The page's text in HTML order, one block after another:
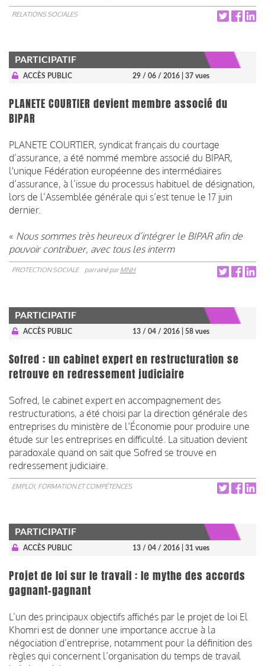
RELATIONS SOCIALES
PARTICIPATIF
ACCÈS PUBLIC 29 / 06 / 2016 | 37 vues
PLANETE COURTIER devient membre associé du
BIPAR
PLANETE COURTIER, syndicat français du courtage
d’assurance, a été nommé membre associé du BIPAR,
l'unique Fédération européenne des intermédiaires
d’assurance, à l’issue du processus habituel de désignation,
lors de l’Assemblée générale qui s’est tenue le 17 juin
dernier.
« Nous sommes très heureux d’intégrer le BIPAR afin de
pouvoir contribuer, avec tous les interm
PROTECTION SOCIALE parrainé parMNH
PARTICIPATIF
ACCÈS PUBLIC 13 / 04 / 2016 | 58 vues
Sofred : un cabinet expert en restructuration se
retrouve en redressement judiciaire
Sofred, le cabinet expert en accompagnement des
restructurations, a été choisi par la direction générale des
entreprises du ministère de l’Économie pour produire une
étude sur les entreprises en difficulté. La situation devient
paradoxale quand on sait que Sofred se trouve en
redressement judiciaire.
EMPLOI, FORMATION ET COMPÉTENCES
PARTICIPATIF
ACCÈS PUBLIC 13 / 04 / 2016 | 31 vues
Projet de loi sur le travail : le mythe des accords
gagnant-gagnant
L’un des principaux objectifs affichés par le projet de loi El
Khomri est de donner une importance accrue à la
négociation d’entreprise, notamment pour la définition des
règles qui concernent l’organisation du temps de travail